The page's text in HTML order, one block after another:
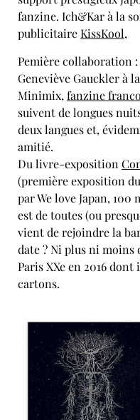
fanzine. Ich&Kar à la
publicitaireKissKool,
Pemière collaboration
Geneviève Gauckler à
Minimix, fanzine
suivent de longues
deux langues et,
amitié.
Du livre-exposition
(première exposition
par We love Japan, 100
est de toutes (ou
vient de rejoindre la
date ? Ni plus ni moins
Paris XXe en 2016
cartons.